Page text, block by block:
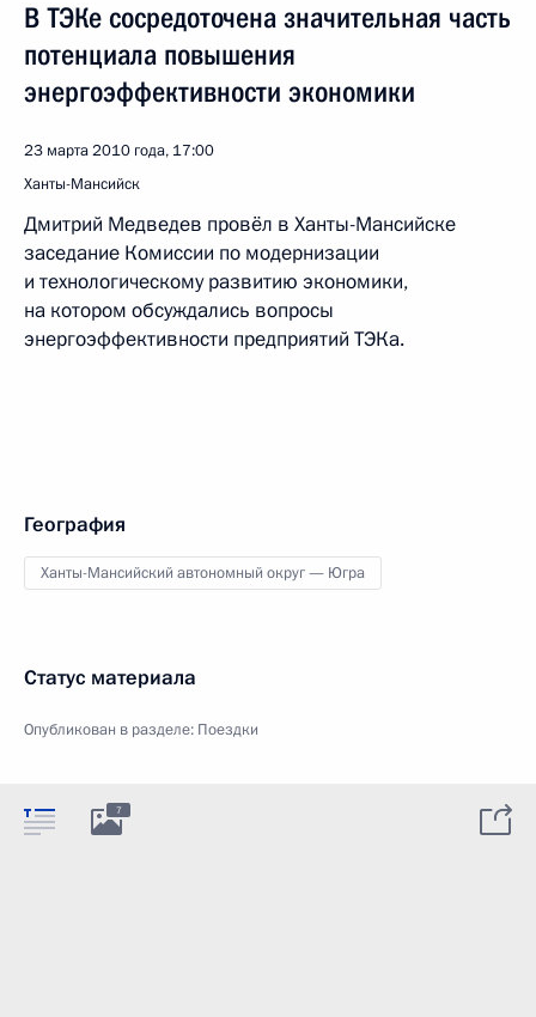
В ТЭКе сосредоточена значительная часть
потенциала повышения
энергоэффективности экономики
23 марта 2010 года, 17:00
Ханты-Мансийск
Дмитрий Медведев провёл в Ханты-Мансийске
заседание Комиссии по модернизации
и технологическому развитию экономики,
на котором обсуждались вопросы
энергоэффективности предприятий ТЭКа.
География
Ханты-Мансийский автономный округ — Югра
Статус материала
Опубликован в разделе: Поездки
7